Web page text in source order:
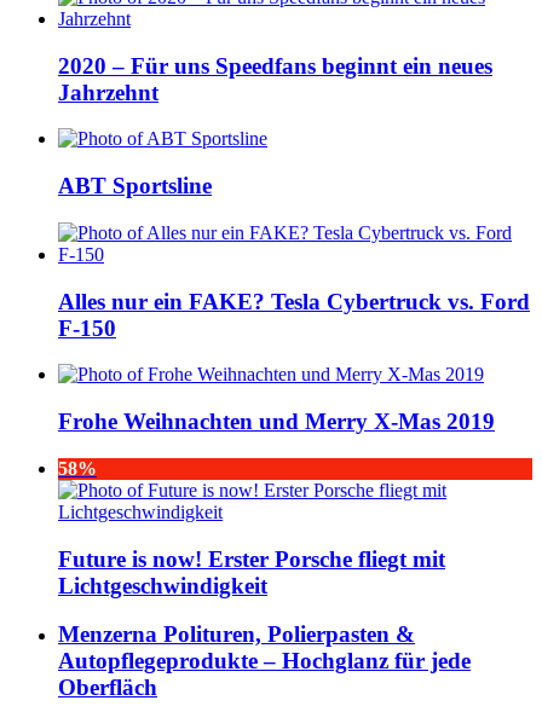
2020 – Für uns Speedfans beginnt ein neues
Jahrzehnt
ABT Sportsline
Alles nur ein FAKE? Tesla Cybertruck vs. Ford
F-150
Frohe Weihnachten und Merry X-Mas 2019
58%
Future is now! Erster Porsche fliegt mit
Lichtgeschwindigkeit
Menzerna Polituren, Polierpasten &
Autopflegeprodukte – Hochglanz für jede
Oberfläch